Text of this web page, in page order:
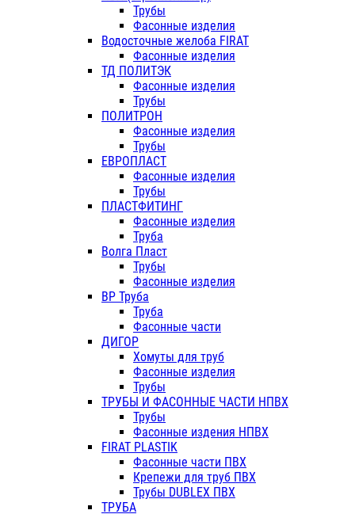
Трубы
Фасонные изделия
Водосточные желоба FIRAT
Фасонные изделия
ТД ПОЛИТЭК
Фасонные изделия
Трубы
ПОЛИТРОН
Фасонные изделия
Трубы
ЕВРОПЛАСТ
Фасонные изделия
Трубы
ПЛАСТФИТИНГ
Фасонные изделия
Труба
Волга Пласт
Трубы
Фасонные изделия
ВР Труба
Труба
Фасонные части
ДИГОР
Хомуты для труб
Фасонные изделия
Трубы
ТРУБЫ И ФАСОННЫЕ ЧАСТИ НПВХ
Трубы
Фасонные издения НПВХ
FIRAT PLASTIK
Фасонные части ПВХ
Крепежи для труб ПВХ
Трубы DUBLEX ПВХ
ТРУБА